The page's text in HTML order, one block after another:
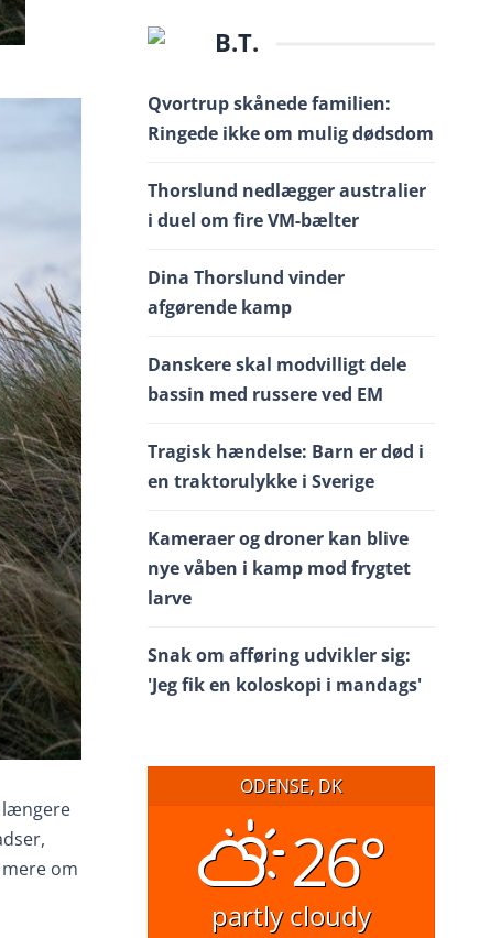
længere
om
B.T.
Qvortrup skånede familien:
Ringede ikke om mulig dødsdom
Thorslund nedlægger australier
i duel om fire VM-bælter
Dina Thorslund vinder
afgørende kamp
Danskere skal modvilligt dele
bassin med russere ved EM
Tragisk hændelse: Barn er død i
en traktorulykke i Sverige
Kameraer og droner kan blive
nye våben i kamp mod frygtet
larve
Snak om afføring udvikler sig:
'Jeg fik en koloskopi i mandags'
ODENSE, DK
26°
partly cloudy